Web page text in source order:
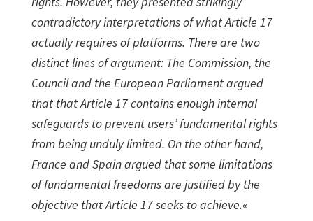
contradictory interpretations of what Article 17
actually requires of platforms. There are two
distinct lines of argument: The Commission, the
Council and the European Parliament argued
that that Article 17 contains enough internal
safeguards to prevent users’ fundamental rights
from being unduly limited. On the other hand,
France and Spain argued that some limitations
of fundamental freedoms are justified by the
objective that Article 17 seeks to achieve.«